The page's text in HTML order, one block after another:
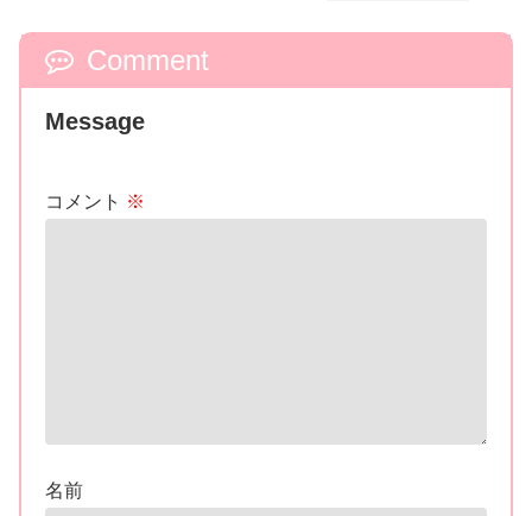
Comment
Message
コメント ※
名前